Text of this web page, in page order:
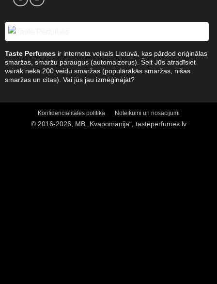
Taste Perfumesir interneta veikals Lietuvā, kas pārdod oriģinālas
smaržas, smaržu paraugus (automaizerus). Šeit Jūs atradīsiet
vairāk nekā 200 veidu smaržas (populārākās smaržas, nišas
smaržas un citas). Vai jūs jau izmēģinājāt?
Konfidencialitātes politika Noteikumi un nosacījumi
© 2016-2026, MB „Kvapomanija“, tasteperfumes.lv